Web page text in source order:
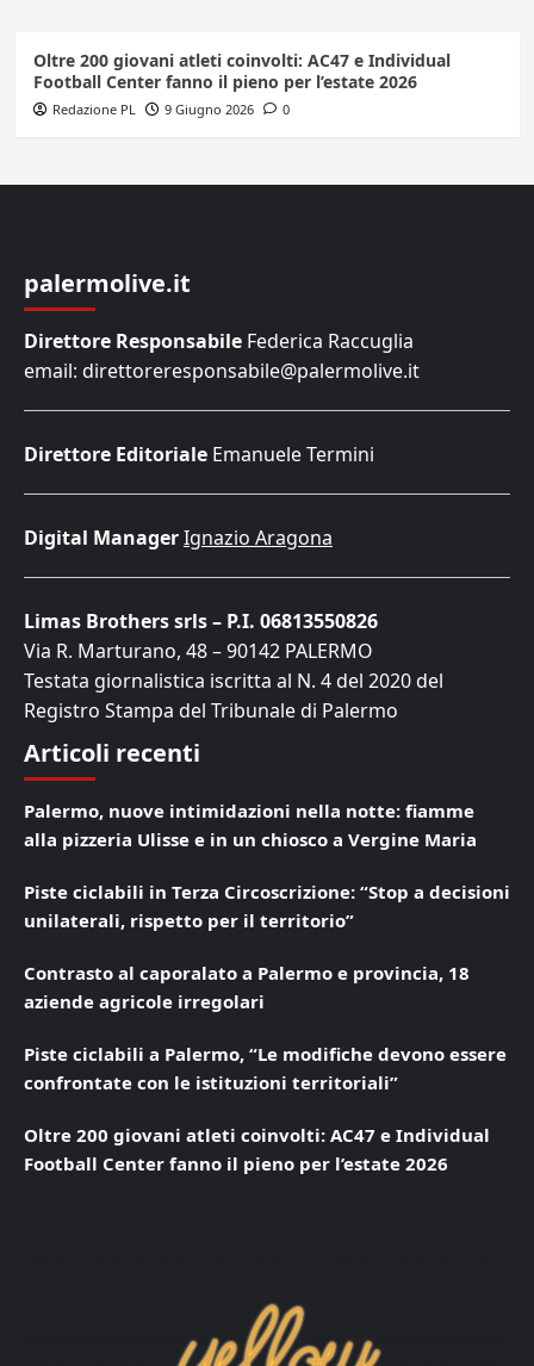
Oltre 200 giovani atleti coinvolti: AC47 e Individual
Football Center fanno il pieno per l’estate 2026
Redazione PL 9 Giugno 2026 0
palermolive.it
Direttore Responsabile Federica Raccuglia
email: direttoreresponsabile@palermolive.it
Direttore Editoriale Emanuele Termini
Digital ManagerIgnazio Aragona
Limas Brothers srls – P.I. 06813550826
Via R. Marturano, 48 – 90142 PALERMO
Testata giornalistica iscritta al N. 4 del 2020 del
Registro Stampa del Tribunale di Palermo
Articoli recenti
Palermo, nuove intimidazioni nella notte: fiamme
alla pizzeria Ulisse e in un chiosco a Vergine Maria
Piste ciclabili in Terza Circoscrizione: “Stop a decisioni
unilaterali, rispetto per il territorio”
Contrasto al caporalato a Palermo e provincia, 18
aziende agricole irregolari
Piste ciclabili a Palermo, “Le modifiche devono essere
confrontate con le istituzioni territoriali”
Oltre 200 giovani atleti coinvolti: AC47 e Individual
Football Center fanno il pieno per l’estate 2026